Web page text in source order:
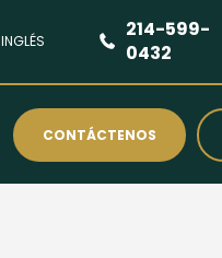
INGLÉS
214-599-
0432
CONTÁCTENOS